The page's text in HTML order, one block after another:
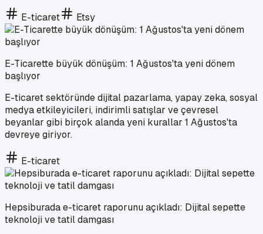
E-ticaret Etsy
E-Ticarette büyük dönüşüm: 1 Ağustos'ta yeni dönem
başlıyor
E-ticaret sektöründe dijital pazarlama, yapay zeka, sosyal
medya etkileyicileri, indirimli satışlar ve çevresel
beyanlar gibi birçok alanda yeni kurallar 1 Ağustos'ta
devreye giriyor.
E-ticaret
Hepsiburada e-ticaret raporunu açıkladı: Dijital sepette
teknoloji ve tatil damgası